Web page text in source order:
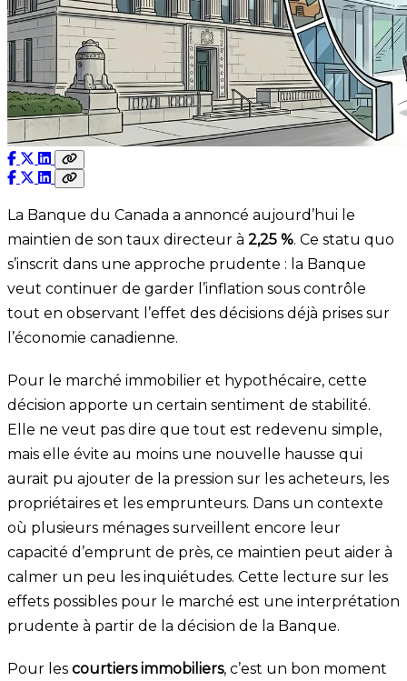
La Banque du Canada a annoncé aujourd’hui le
maintien de son taux directeur à 2,25 %. Ce statu quo
s’inscrit dans une approche prudente : la Banque
veut continuer de garder l’inflation sous contrôle
tout en observant l’effet des décisions déjà prises sur
l’économie canadienne.
Pour le marché immobilier et hypothécaire, cette
décision apporte un certain sentiment de stabilité.
Elle ne veut pas dire que tout est redevenu simple,
mais elle évite au moins une nouvelle hausse qui
aurait pu ajouter de la pression sur les acheteurs, les
propriétaires et les emprunteurs. Dans un contexte
où plusieurs ménages surveillent encore leur
capacité d’emprunt de près, ce maintien peut aider à
calmer un peu les inquiétudes. Cette lecture sur les
effets possibles pour le marché est une interprétation
prudente à partir de la décision de la Banque.
Pour les courtiers immobiliers, c’est un bon moment